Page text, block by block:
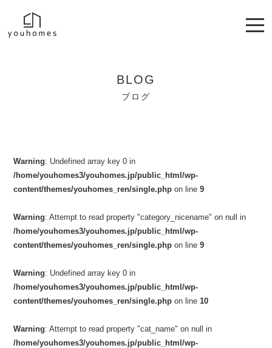
BLOG
ブログ
Warning: Undefined array key 0 in
/home/youhomes3/youhomes.jp/public_html/wp-
content/themes/youhomes_ren/single.php on line9
Warning: Attempt to read property "category_nicename" on null in
/home/youhomes3/youhomes.jp/public_html/wp-
content/themes/youhomes_ren/single.php on line9
Warning: Undefined array key 0 in
/home/youhomes3/youhomes.jp/public_html/wp-
content/themes/youhomes_ren/single.php on line10
Warning: Attempt to read property "cat_name" on null in
/home/youhomes3/youhomes.jp/public_html/wp-